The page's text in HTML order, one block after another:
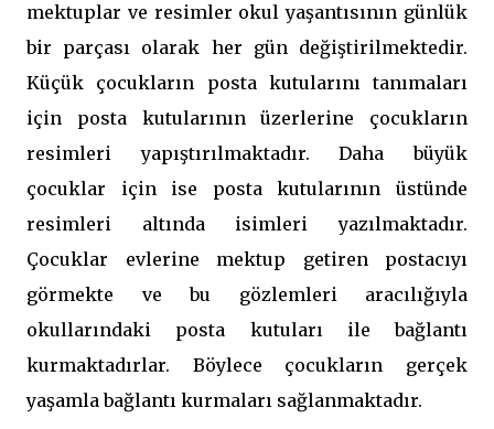
mektuplar ve resimler okul yaşantısının günlük
bir parçası olarak her gün değiştirilmektedir.
Küçük çocukların posta kutularını tanımaları
için posta kutularının üzerlerine çocukların
resimleri yapıştırılmaktadır. Daha büyük
çocuklar için ise posta kutularının üstünde
resimleri altında isimleri yazılmaktadır.
Çocuklar evlerine mektup getiren postacıyı
görmekte ve bu gözlemleri aracılığıyla
okullarındaki posta kutuları ile bağlantı
kurmaktadırlar. Böylece çocukların gerçek
yaşamla bağlantı kurmaları sağlanmaktadır.